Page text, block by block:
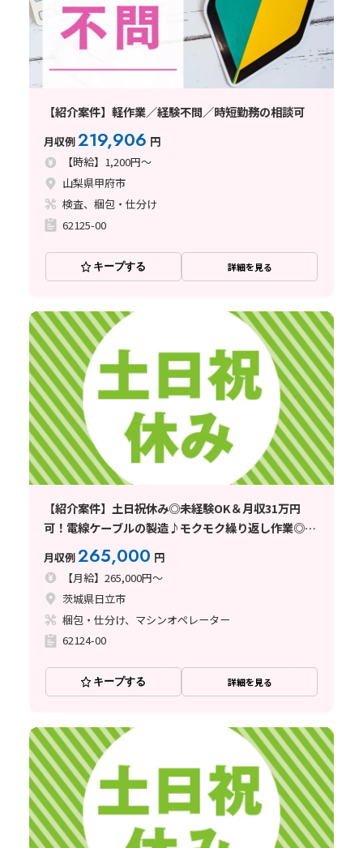
【紹介案件】軽作業／経験不問／時短勤務の相談可
月収例219,906 円
【時給】1,200円～
山梨県甲府市
検査、梱包・仕分け
62125-00
キープする 詳細を見る
【紹介案件】土日祝休み◎未経験OK＆月収31万円
可！電線ケーブルの製造♪モクモク繰り返し作業◎社
宅費全額補助
月収例265,000 円
【月給】265,000円～
茨城県日立市
梱包・仕分け、マシンオペレーター
62124-00
キープする 詳細を見る